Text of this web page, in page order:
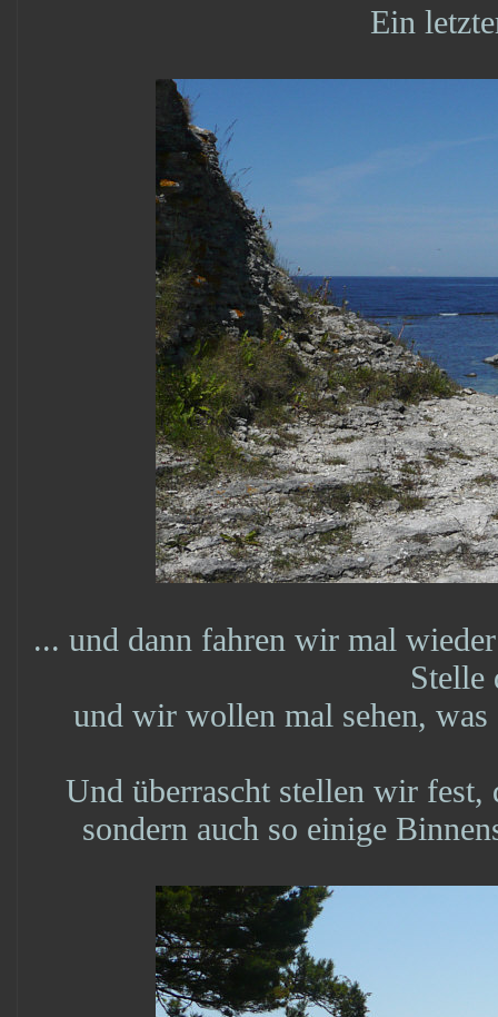
Ein
... und dann fahren wir mal
Stelle
und wir wollen mal sehen, was
Und überrascht stellen wir
sondern auch so einige